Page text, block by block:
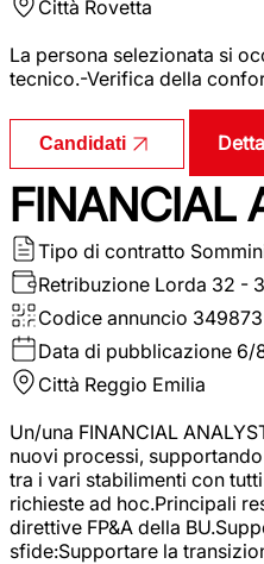
Città Rovetta
La persona selezionata si
tecnico.-Verifica della
Candidati
FINANCIAL
Tipo di contratto
Retribuzione Lorda 32 -
Codice annuncio 349873
Data di pubblicazione 6/
Città Reggio Emilia
Un/una FINANCIAL
nuovi processi,
tra i vari stabilimenti con
richieste ad hoc.Principali
direttive FP&A della
sfide:Supportare la